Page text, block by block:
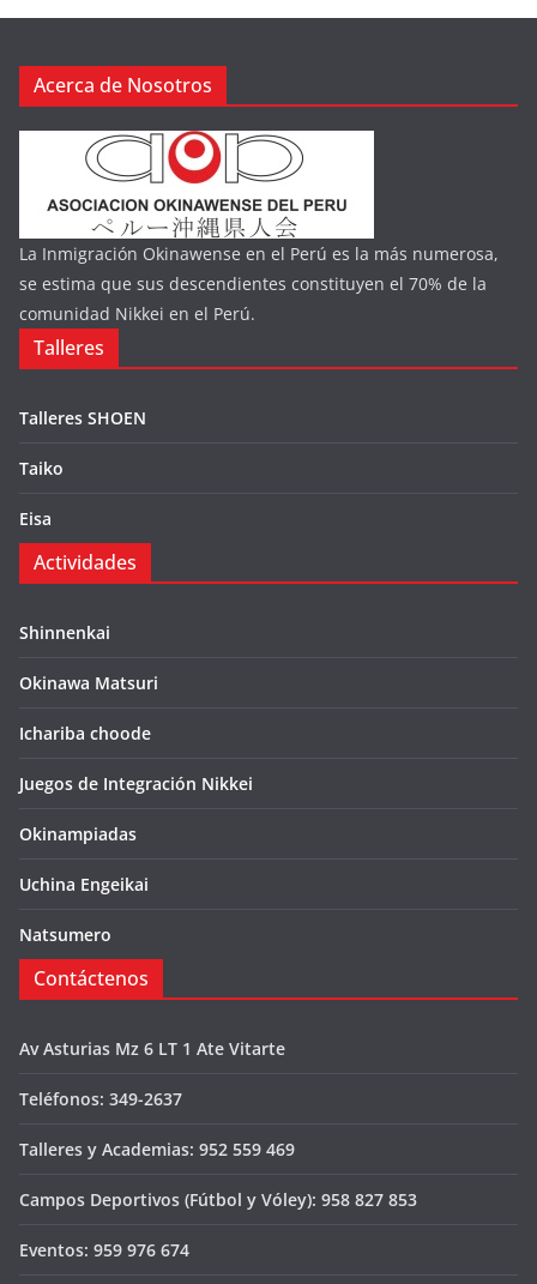
Acerca de Nosotros
La Inmigración Okinawense en el Perú es la más numerosa,
se estima que sus descendientes constituyen el 70% de la
comunidad Nikkei en el Perú.
Talleres
Talleres SHOEN
Taiko
Eisa
Actividades
Shinnenkai
Okinawa Matsuri
Ichariba choode
Juegos de Integración Nikkei
Okinampiadas
Uchina Engeikai
Natsumero
Contáctenos
Av Asturias Mz 6 LT 1 Ate Vitarte
Teléfonos: 349-2637
Talleres y Academias: 952 559 469
Campos Deportivos (Fútbol y Vóley): 958 827 853
Eventos: 959 976 674